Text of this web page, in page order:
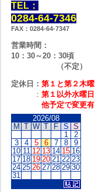
TEL：
0284-64-7346
FAX：0284-64-7347
営業時間：
10：30～20：30頃
（不定）
定休日： 第１と第２木曜
： 第１以外水曜日
他予定で変更有
2026/08
M T W T F S S
1
2
3
4 5 6 7 8
9
10 11 12 13 14 15 16
17 18 19 20 21 22 23
24 25 26 27 28 29 30
31